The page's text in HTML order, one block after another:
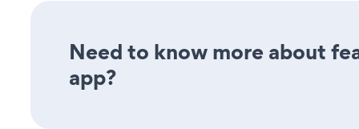
Need to know more about
app?